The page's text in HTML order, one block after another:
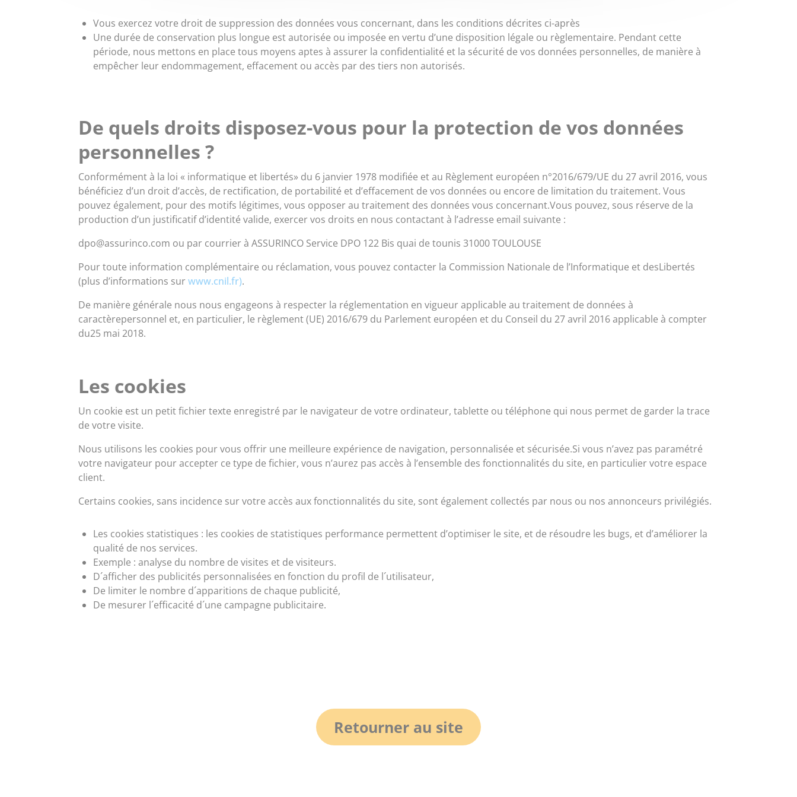
Vous exercez votre droit de suppression des données vous concernant, dans les conditions décrites ci-après
Une durée de conservation plus longue est autorisée ou imposée en vertu d’une disposition légale ou règlementaire. Pendant cette
période, nous mettons en place tous moyens aptes à assurer la confidentialité et la sécurité de vos données personnelles, de manière à
empêcher leur endommagement, effacement ou accès par des tiers non autorisés.
De quels droits disposez-vous pour la protection de vos données
personnelles ?
Conformément à la loi « informatique et libertés» du 6 janvier 1978 modifiée et au Règlement européen n°2016/679/UE du 27 avril 2016, vous
bénéficiez d’un droit d’accès, de rectification, de portabilité et d’effacement de vos données ou encore de limitation du traitement. Vous
pouvez également, pour des motifs légitimes, vous opposer au traitement des données vous concernant.Vous pouvez, sous réserve de la
production d’un justificatif d’identité valide, exercer vos droits en nous contactant à l’adresse email suivante :
dpo@assurinco.com ou par courrier à ASSURINCO Service DPO 122 Bis quai de tounis 31000 TOULOUSE
Pour toute information complémentaire ou réclamation, vous pouvez contacter la Commission Nationale de l’Informatique et desLibertés
(plus d’informations surwww.cnil.fr).
De manière générale nous nous engageons à respecter la réglementation en vigueur applicable au traitement de données à
caractèrepersonnel et, en particulier, le règlement (UE) 2016/679 du Parlement européen et du Conseil du 27 avril 2016 applicable à compter
du25 mai 2018.
Les cookies
Un cookie est un petit fichier texte enregistré par le navigateur de votre ordinateur, tablette ou téléphone qui nous permet de garder la trace
de votre visite.
Nous utilisons les cookies pour vous offrir une meilleure expérience de navigation, personnalisée et sécurisée.Si vous n’avez pas paramétré
votre navigateur pour accepter ce type de fichier, vous n’aurez pas accès à l’ensemble des fonctionnalités du site, en particulier votre espace
client.
Certains cookies, sans incidence sur votre accès aux fonctionnalités du site, sont également collectés par nous ou nos annonceurs privilégiés.
Les cookies statistiques : les cookies de statistiques performance permettent d’optimiser le site, et de résoudre les bugs, et d’améliorer la
qualité de nos services.
Exemple : analyse du nombre de visites et de visiteurs.
D´afficher des publicités personnalisées en fonction du profil de l´utilisateur,
De limiter le nombre d´apparitions de chaque publicité,
De mesurer l´efficacité d´une campagne publicitaire.
Retourner au site